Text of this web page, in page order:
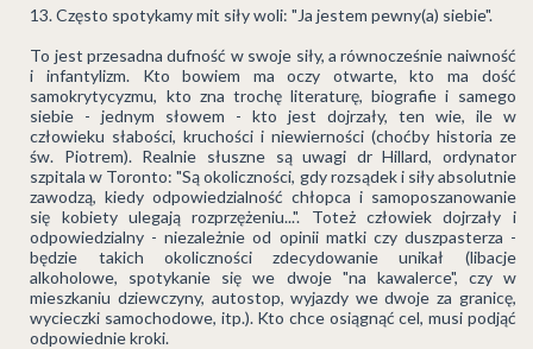
Często spotykamy mit siły woli: "Ja jestem pewny(a) siebie".
To jest przesadna dufność w swoje siły, a równocześnie naiwność
i infantylizm. Kto bowiem ma oczy otwarte, kto ma dość
samokrytycyzmu, kto zna trochę literaturę, biografie i samego
siebie - jednym słowem - kto jest dojrzały, ten wie, ile w
człowieku słabości, kruchości i niewierności (choćby historia ze
św. Piotrem). Realnie słuszne są uwagi dr Hillard, ordynator
szpitala w Toronto: "Są okoliczności, gdy rozsądek i siły absolutnie
zawodzą, kiedy odpowiedzialność chłopca i samoposzanowanie
się kobiety ulegają rozprzężeniu...". Toteż człowiek dojrzały i
odpowiedzialny - niezależnie od opinii matki czy duszpasterza -
będzie takich okoliczności zdecydowanie unikał (libacje
alkoholowe, spotykanie się we dwoje "na kawalerce", czy w
mieszkaniu dziewczyny, autostop, wyjazdy we dwoje za granicę,
wycieczki samochodowe, itp.). Kto chce osiągnąć cel, musi podjąć
odpowiednie kroki.